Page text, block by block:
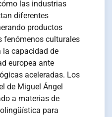
las industrias
diferentes
productos
fenómenos culturales
la capacidad de
europea ante
aceleradas. Los
de Miguel Ángel
a materias de
para